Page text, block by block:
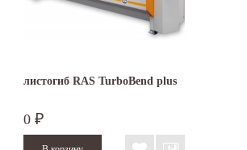
листогиб RAS TurboBend plus
0 ₽